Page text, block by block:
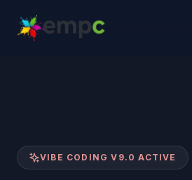
VIBE CODING V9.0 ACTIVE